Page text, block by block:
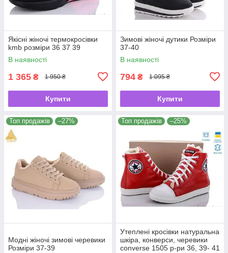
Якісні жіночі термокросівки
kmb розміри 36 37 39
В наявності
1 365 ₴ 1 950 ₴
Купити
Зимові жіночі дутики Розміри
37-40
В наявності
794 ₴ 1 095 ₴
Купити
Топ продажів –27%
Модні жіночі зимові черевики
Розміри 37-39
Топ продажів –25%
Утеплені кросівки натуральна
шкіра, конверси, черевики
converse 1505 р-ри 36, 39- 41